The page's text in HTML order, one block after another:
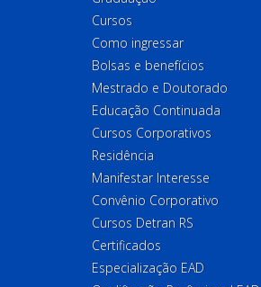
Cursos
Como ingressar
Bolsas e benefícios
Mestrado e Doutorado
Educação Continuada
Cursos Corporativos
Residência
Manifestar Interesse
Convênio Corporativo
Cursos Detran RS
Certificados
Especialização EAD